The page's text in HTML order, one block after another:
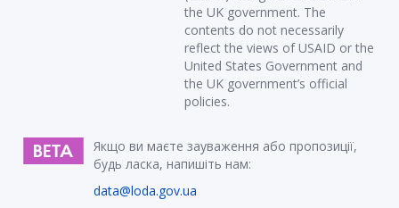
the UK government. The
contents do not necessarily
reflect the views of USAID or the
United States Government and
the UK government’s official
policies.
Якщо ви маєте зауваження або пропозиції,
будь ласка, напишіть нам:
data@loda.gov.ua